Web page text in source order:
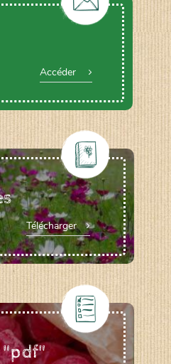
Accéder
Télécharger
"pdf"